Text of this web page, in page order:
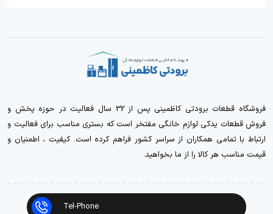
فروشگاه قطعات برودتی کاظمینی پس از 32 سال فعالیت در حوزه پخش و
فروش قطعات یدکی لوازم خانگی مفتخر است که بستری مناسب برای فعالیت و
ارتباط با تمامی همکاران از سراسر کشور فراهم کرده است. کیفیت ، اطمنیان و
قیمت مناسب هر کالا را از ما بخواهید.
Tel-Phone